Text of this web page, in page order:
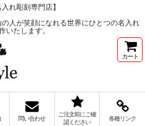
れ彫刻専門店】
人が笑顔になれる世界にひとつの名入れ
いたします。
カート
問い合わせ
ご注文前にご確
認ください
各種リンク